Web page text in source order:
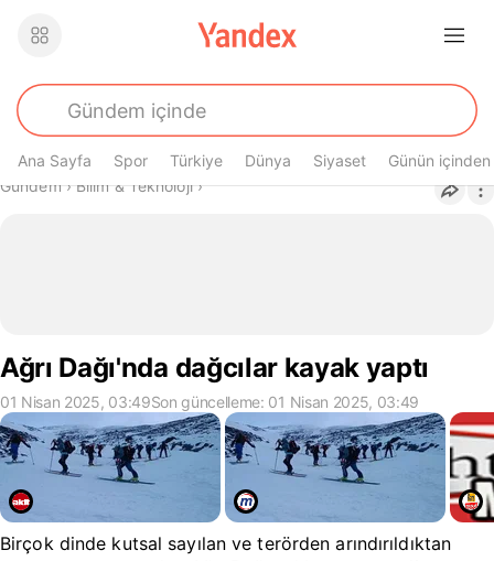
Ana Sayfa Spor Türkiye Dünya Siyaset Günün içinden
Buradasın
Gündem› Bilim & Teknoloji›
Ağrı Dağı'nda dağcılar kayak yaptı
01 Nisan 2025, 03:49Son güncelleme: 01 Nisan 2025, 03:49
Birçok dinde kutsal sayılan ve terörden arındırıldıktan